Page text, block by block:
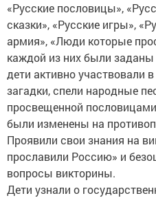
«Русские пословицы»,
сказки», «Русские игры»,
армия», «Люди которые
каждой из них были
дети активно участвовали
загадки, спели народные
просвещенной
были изменены на
Проявили свои знания на
прославили Россию» и
вопросы викторины.
Дети узнали о